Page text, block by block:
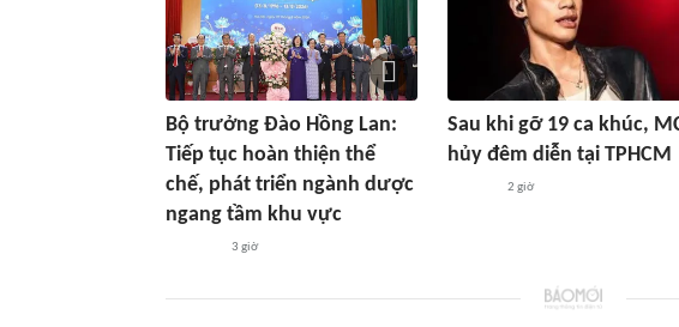
Bộ trưởng Đào Hồng Lan:
Tiếp tục hoàn thiện thể
chế, phát triển ngành dược
ngang tầm khu vực
3 giờ
Sau khi gỡ 19 ca khúc,
hủy đêm diễn tại TPHCM
2 giờ